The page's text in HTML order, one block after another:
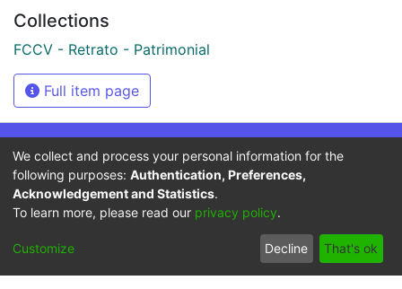
Collections
FCCV - Retrato - Patrimonial
Full item page
Universidad Icesi: Calle
Síguenos
We collect and process your personal information for the
following purposes: Authentication, Preferences,
Acknowledgement and Statistics.
To learn more, please read our privacy policy.
Customize Decline That's ok